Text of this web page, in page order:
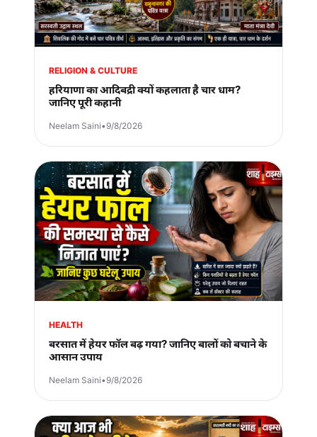
RELIGION & CULTURE
हरियाणा का आदिबद्री क्यों कहलाता है चार धाम?
जानिए पूरी कहानी
Neelam Saini•9/8/2026
HEALTH
बरसात में हेयर फॉल बढ़ गया? जानिए बालों को बचाने के
आसान उपाय
Neelam Saini•9/8/2026